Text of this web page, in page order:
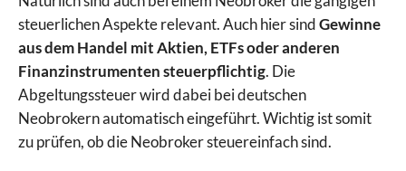
steuerlichen Aspekte relevant. Auch hier sindGewinne
aus dem Handel mit Aktien, ETFs oder anderen
Finanzinstrumenten steuerpflichtig. Die
Abgeltungssteuer wird dabei bei deutschen
Neobrokern automatisch eingeführt. Wichtig ist somit
zu prüfen, ob die Neobroker steuereinfach sind.